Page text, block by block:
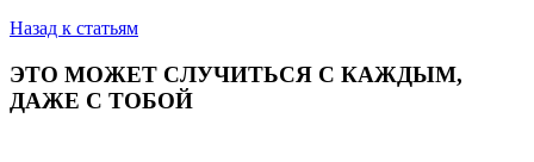
Назад к статьям
ЭТО МОЖЕТ СЛУЧИТЬСЯ С КАЖДЫМ,
ДАЖЕ С ТОБОЙ